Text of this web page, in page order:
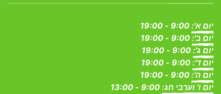
יום א':
יום ב':
יום ג':
יום ד':
יום ה':
יום ו' וערבי חג: